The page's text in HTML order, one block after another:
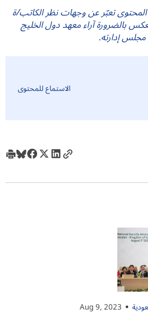
المحتوى تعبّر عن وجهات نظر الكاتب/ة
بالضرورة آراء معهد دول الخليج
مجلس إدارته.
الاستماع للمحتوى
Aug 9, 2023